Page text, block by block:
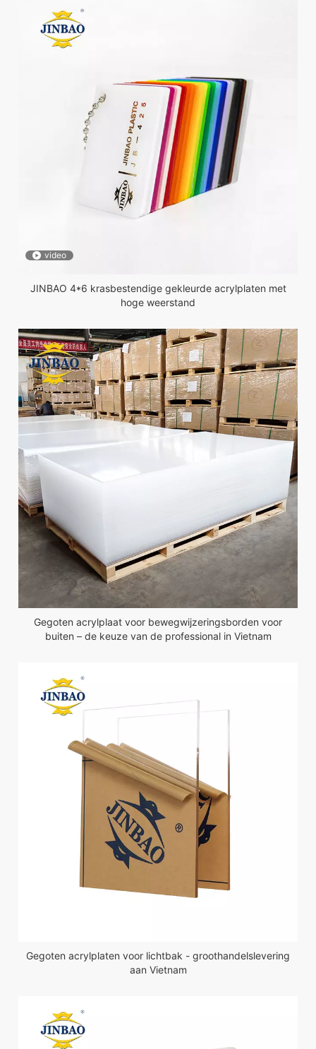
video
JINBAO 4*6 krasbestendige gekleurde acrylplaten met
hoge weerstand
Gegoten acrylplaat voor bewegwijzeringsborden voor
buiten – de keuze van de professional in Vietnam
Gegoten acrylplaten voor lichtbak - groothandelslevering
aan Vietnam